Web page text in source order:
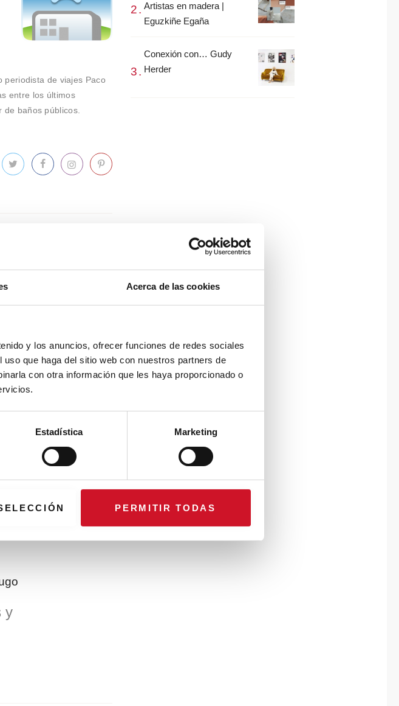
Acerca de las cookies
y los anuncios, ofrecer funciones de redes sociales
que haga del sitio web con nuestros partners de
con otra información que les haya proporcionado o
Estadística Marketing
PERMITIR TODAS
periodista de viajes Paco
entre los últimos
baños públicos.
y
Artistas en madera |
Eguzkiñe Egaña
Conexión con… Gudy
Herder